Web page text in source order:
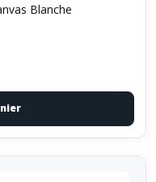
Blanche